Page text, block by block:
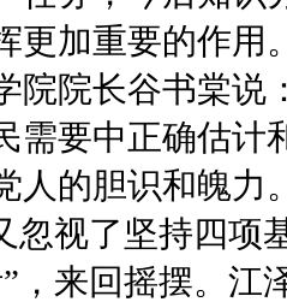
更加重要的作用
院院长谷书棠说
需要中正确估计
人的胆识和魄力
忽视了坚持四项
，来回摇摆。江